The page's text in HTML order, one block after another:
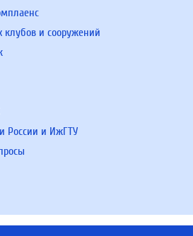
клубов и сооружений
России и ИжГТУ